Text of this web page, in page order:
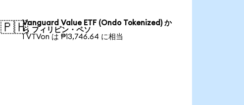
🇵🇭Vanguard Value ETF (Ondo Tokenized) か
ら フィリピン・ペソ
1 VTVon は ₱13,746.64 に相当